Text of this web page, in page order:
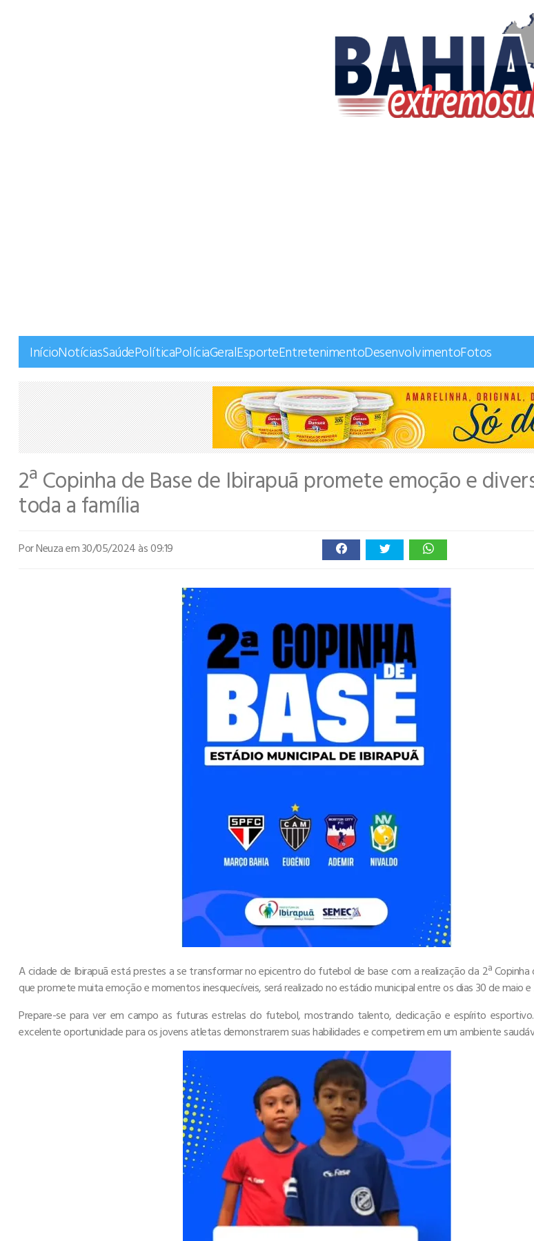
InícioNotíciasSaúdePolíticaPolíciaGeralEsporteEntretenimentoDesenvolvimentoFotos
2ª Copinha de Base de Ibirapuã promete emoção e
toda a família
Por Neuzaem 30/05/2024 às 09:19
A cidade de Ibirapuã está prestes a se transformar no epicentro do futebol de base com a realização da 2ª Copinha
que promete muita emoção e momentos inesquecíveis, será realizado no estádio municipal entre os dias 30 de maio e
Prepare-se para ver em campo as futuras estrelas do futebol, mostrando talento, dedicação e espírito
excelente oportunidade para os jovens atletas demonstrarem suas habilidades e competirem em um ambiente